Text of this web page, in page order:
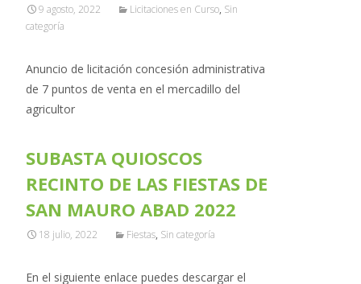
9 agosto, 2022 Licitaciones en Curso, Sin
categoría
Anuncio de licitación concesión administrativa
de 7 puntos de venta en el mercadillo del
agricultor
SUBASTA QUIOSCOS
RECINTO DE LAS FIESTAS DE
SAN MAURO ABAD 2022
18 julio, 2022 Fiestas, Sin categoría
En el siguiente enlace puedes descargar el